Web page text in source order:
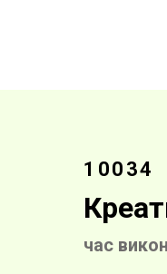
10034
час